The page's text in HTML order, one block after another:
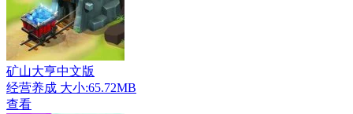
矿山大亨中文版
经营养成 大小:65.72MB
查看